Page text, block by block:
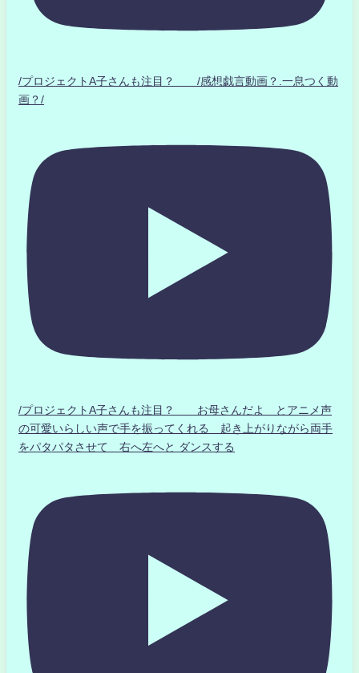
/プロジェクトA子さんも注目？ /感想戯言動画？.一息つく動
画？/
/プロジェクトA子さんも注目？ お母さんだよ とアニメ声
の可愛いらしい声で手を振ってくれる 起き上がりながら両手
をパタパタさせて 右へ左へと ダンスする